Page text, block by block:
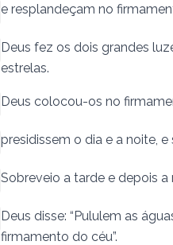
e resplande­çam no
Deus fez os dois grandes
estrelas.
Deus colocou-os no
presidissem o dia e a noite,
Sobreveio a tarde e depois
Deus disse: “Pululem as
firmamento do céu”.